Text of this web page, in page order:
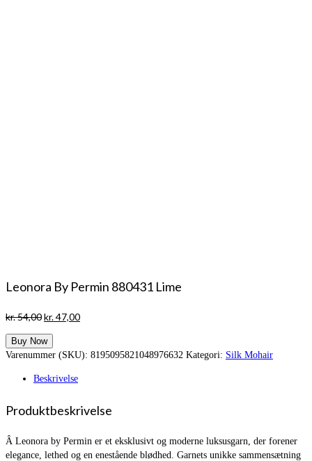
Leonora By Permin 880431 Lime
kr.54,00Den
pris
var:
kr.47,00Den
er:
Buy Now
Varenummer (SKU): 8195095821048976632 Kategori: Silk Mohair
Beskrivelse
Produktbeskrivelse
Â Leonora by Permin er et eksklusivt og moderne luksusgarn, der forener
elegance, lethed og en enestående blødhed. Garnets unikke sammensætning